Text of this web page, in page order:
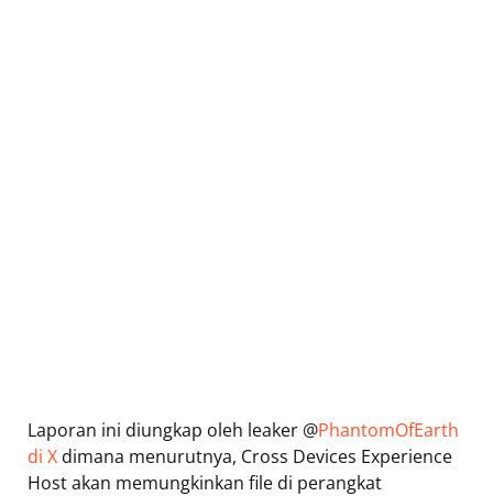
Laporan ini diungkap oleh leaker @PhantomOfEarth
di X dimana menurutnya, Cross Devices Experience
Host akan memungkinkan file di perangkat